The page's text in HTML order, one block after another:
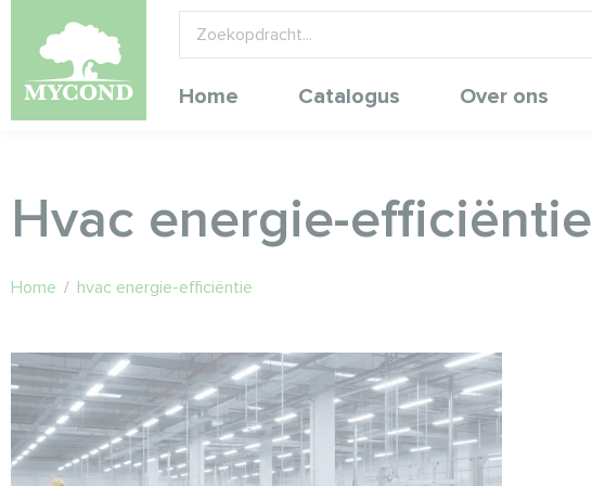
Home Catalogus Over ons
Hvac energie-efficiëntie
Home / hvac energie-efficiëntie